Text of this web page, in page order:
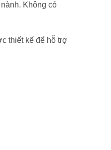
Không có
thiết kế để hỗ trợ